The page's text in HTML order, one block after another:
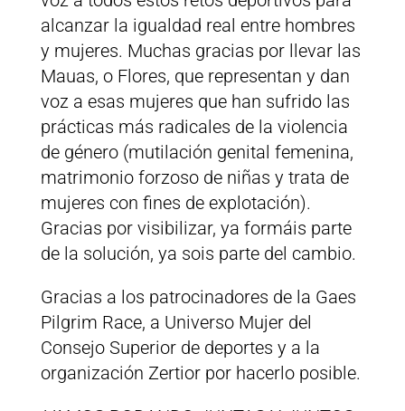
alcanzar la igualdad real entre hombres
y mujeres. Muchas gracias por llevar las
Mauas, o Flores, que representan y dan
voz a esas mujeres que han sufrido las
prácticas más radicales de la violencia
de género (mutilación genital femenina,
matrimonio forzoso de niñas y trata de
mujeres con fines de explotación).
Gracias por visibilizar, ya formáis parte
de la solución, ya sois parte del cambio.
Gracias a los patrocinadores de la Gaes
Pilgrim Race, a Universo Mujer del
Consejo Superior de deportes y a la
organización Zertior por hacerlo posible.